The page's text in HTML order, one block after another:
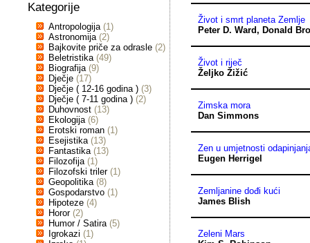
Kategorije
Antropologija (1)
Astronomija (2)
Bajkovite priče za odrasle (2)
Beletristika (49)
Biografija (9)
Dječje (17)
Dječje ( 12-16 godina ) (3)
Dječje ( 7-11 godina ) (2)
Duhovnost (13)
Ekologija (6)
Erotski roman (1)
Esejistika (13)
Fantastika (13)
Filozofija (1)
Filozofski triler (1)
Geopolitika (8)
Gospodarstvo (1)
Hipoteze (4)
Horor (2)
Humor / Satira (5)
Igrokazi (1)
Život i smrt planeta Zemlje
Peter D. Ward, Donald
Život i riječ
Željko Žižić
Zimska mora
Dan Simmons
Zen u umjetnosti
Eugen Herrigel
Zemljanine dođi kući
James Blish
Zeleni Mars